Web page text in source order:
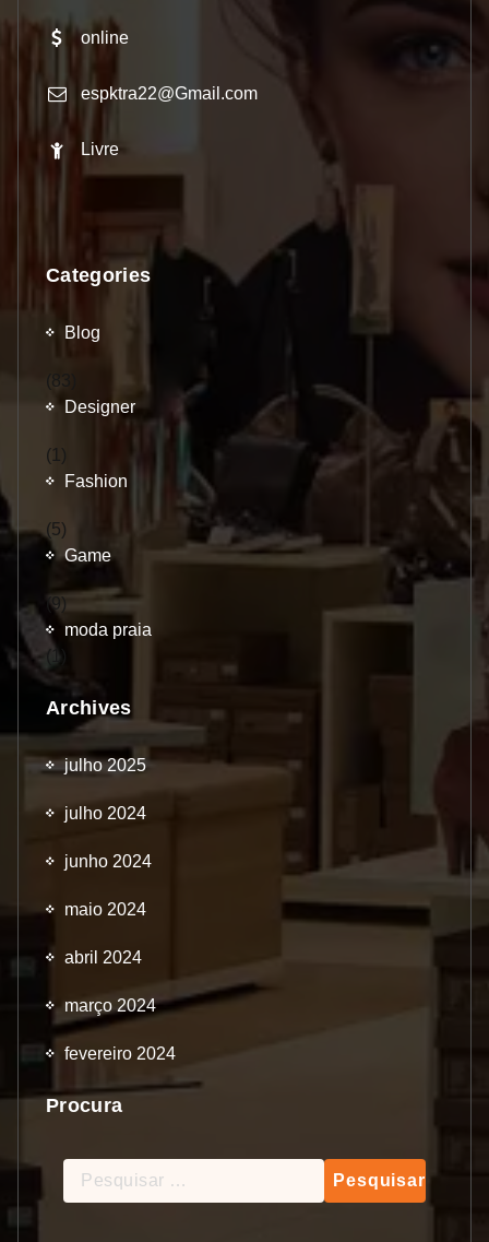
online
espktra22@Gmail.com
Livre
Categories
Blog
(83)
Designer
(1)
Fashion
(5)
Game
(9)
moda praia
(1)
Archives
julho 2025
julho 2024
junho 2024
maio 2024
abril 2024
março 2024
fevereiro 2024
Procura
Pesquisar
por: